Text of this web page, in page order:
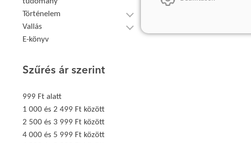
Történelem
Vallás
E-könyv
Szűrés ár szerint
999 Ft alatt
1 000 és 2 499 Ft között
2 500 és 3 999 Ft között
4 000 és 5 999 Ft között